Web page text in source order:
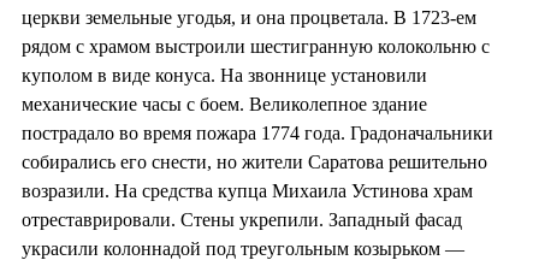
церкви земельные угодья, и она процветала. В 1723-ем
рядом с храмом выстроили шестигранную колокольню с
куполом в виде конуса. На звоннице установили
механические часы с боем. Великолепное здание
пострадало во время пожара 1774 года. Градоначальники
собирались его снести, но жители Саратова решительно
возразили. На средства купца Михаила Устинова храм
отреставрировали. Стены укрепили. Западный фасад
украсили колоннадой под треугольным козырьком —